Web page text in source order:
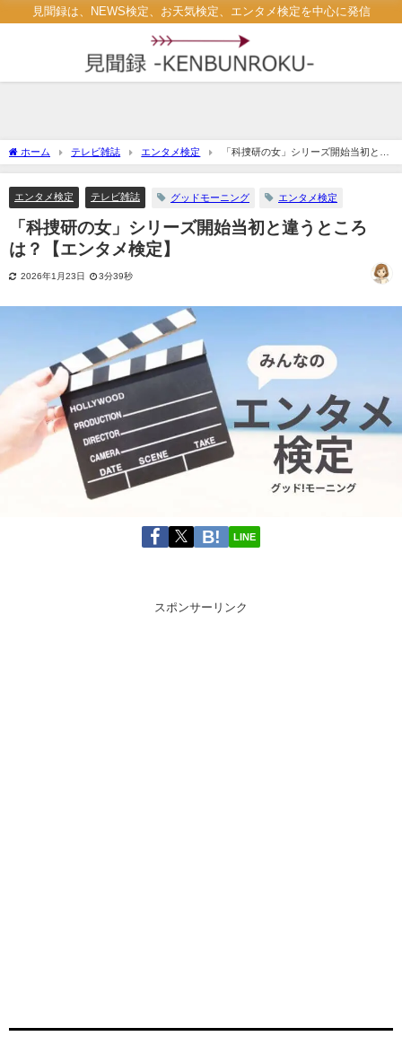
見聞録は、NEWS検定、お天気検定、エンタメ検定を中心に発信
ホーム テレビ雑誌 エンタメ検定
「科捜研の女」シリーズ開始当初と違
うところは？【エンタメ検定】
エンタメ検定 テレビ雑誌 グッドモーニング エンタメ検定
「科捜研の女」シリーズ開始当初と違うところ
は？【エンタメ検定】
2026年1月23日 3分39秒
LINE
スポンサーリンク